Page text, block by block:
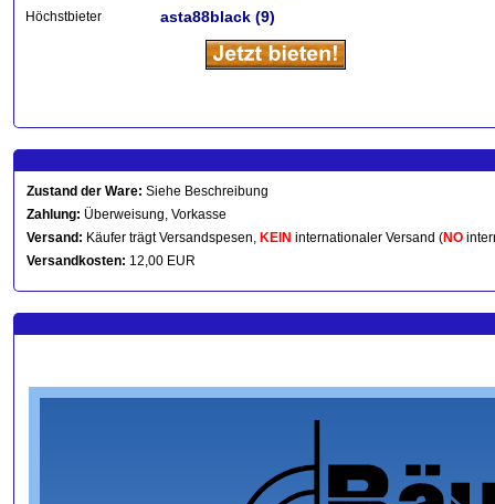
Höchstbieter
asta88black (9)
Zustand der Ware: Siehe Beschreibung
Zahlung: Überweisung, Vorkasse
Versand: Käufer trägt Versandspesen, KEIN internationaler Versand (NO
Versandkosten: 12,00 EUR